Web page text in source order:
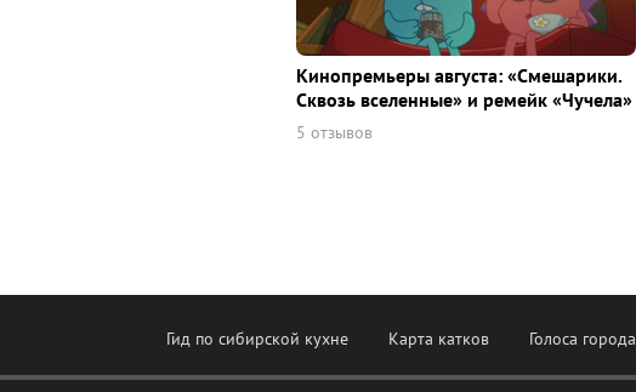
Кинопремьеры августа: «Смешарики.
Сквозь вселенные» и ремейк «Чучела»
5 отзывов
Гид по сибирской кухне Карта катков Голоса города